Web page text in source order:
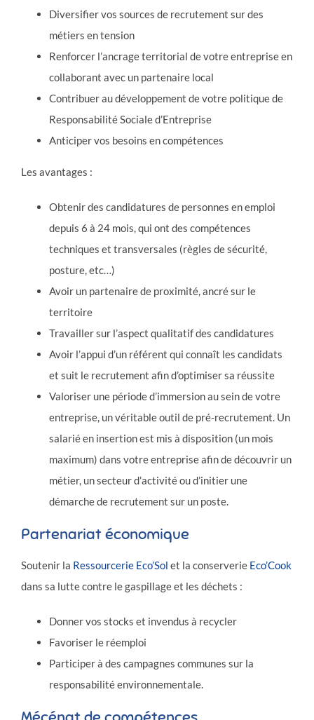
Diversifier vos sources de recrutement sur des
métiers en tension
Renforcer l’ancrage territorial de votre entreprise en
collaborant avec un partenaire local
Contribuer au développement de votre politique de
Responsabilité Sociale d’Entreprise
Anticiper vos besoins en compétences
Les avantages :
Obtenir des candidatures de personnes en emploi
depuis 6 à 24 mois, qui ont des compétences
techniques et transversales (règles de sécurité,
posture, etc…)
Avoir un partenaire de proximité, ancré sur le
territoire
Travailler sur l’aspect qualitatif des candidatures
Avoir l’appui d’un référent qui connaît les candidats
et suit le recrutement afin d’optimiser sa réussite
Valoriser une période d’immersion au sein de votre
entreprise, un véritable outil de pré-recrutement. Un
salarié en insertion est mis à disposition (un mois
maximum) dans votre entreprise afin de découvrir un
métier, un secteur d’activité ou d’initier une
démarche de recrutement sur un poste.
Partenariat économique
Soutenir la Ressourcerie Eco’Sol et la conserverie Eco’Cook
dans sa lutte contre le gaspillage et les déchets :
Donner vos stocks et invendus à recycler
Favoriser le réemploi
Participer à des campagnes communes sur la
responsabilité environnementale.